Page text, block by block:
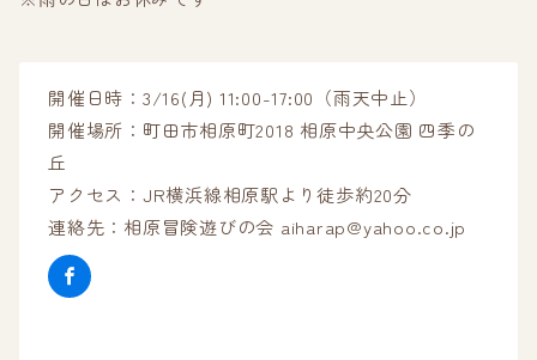
開催日時：3/16(月) 11:00-17:00（雨天中止）
開催場所：町田市相原町2018 相原中央公園 四季の
丘
アクセス：JR横浜線相原駅より徒歩約20分
連絡先：相原冒険遊びの会 aiharap@yahoo.co.jp